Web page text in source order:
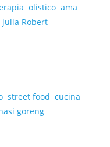
olistico ama
julia Robert
street food cucina
goreng